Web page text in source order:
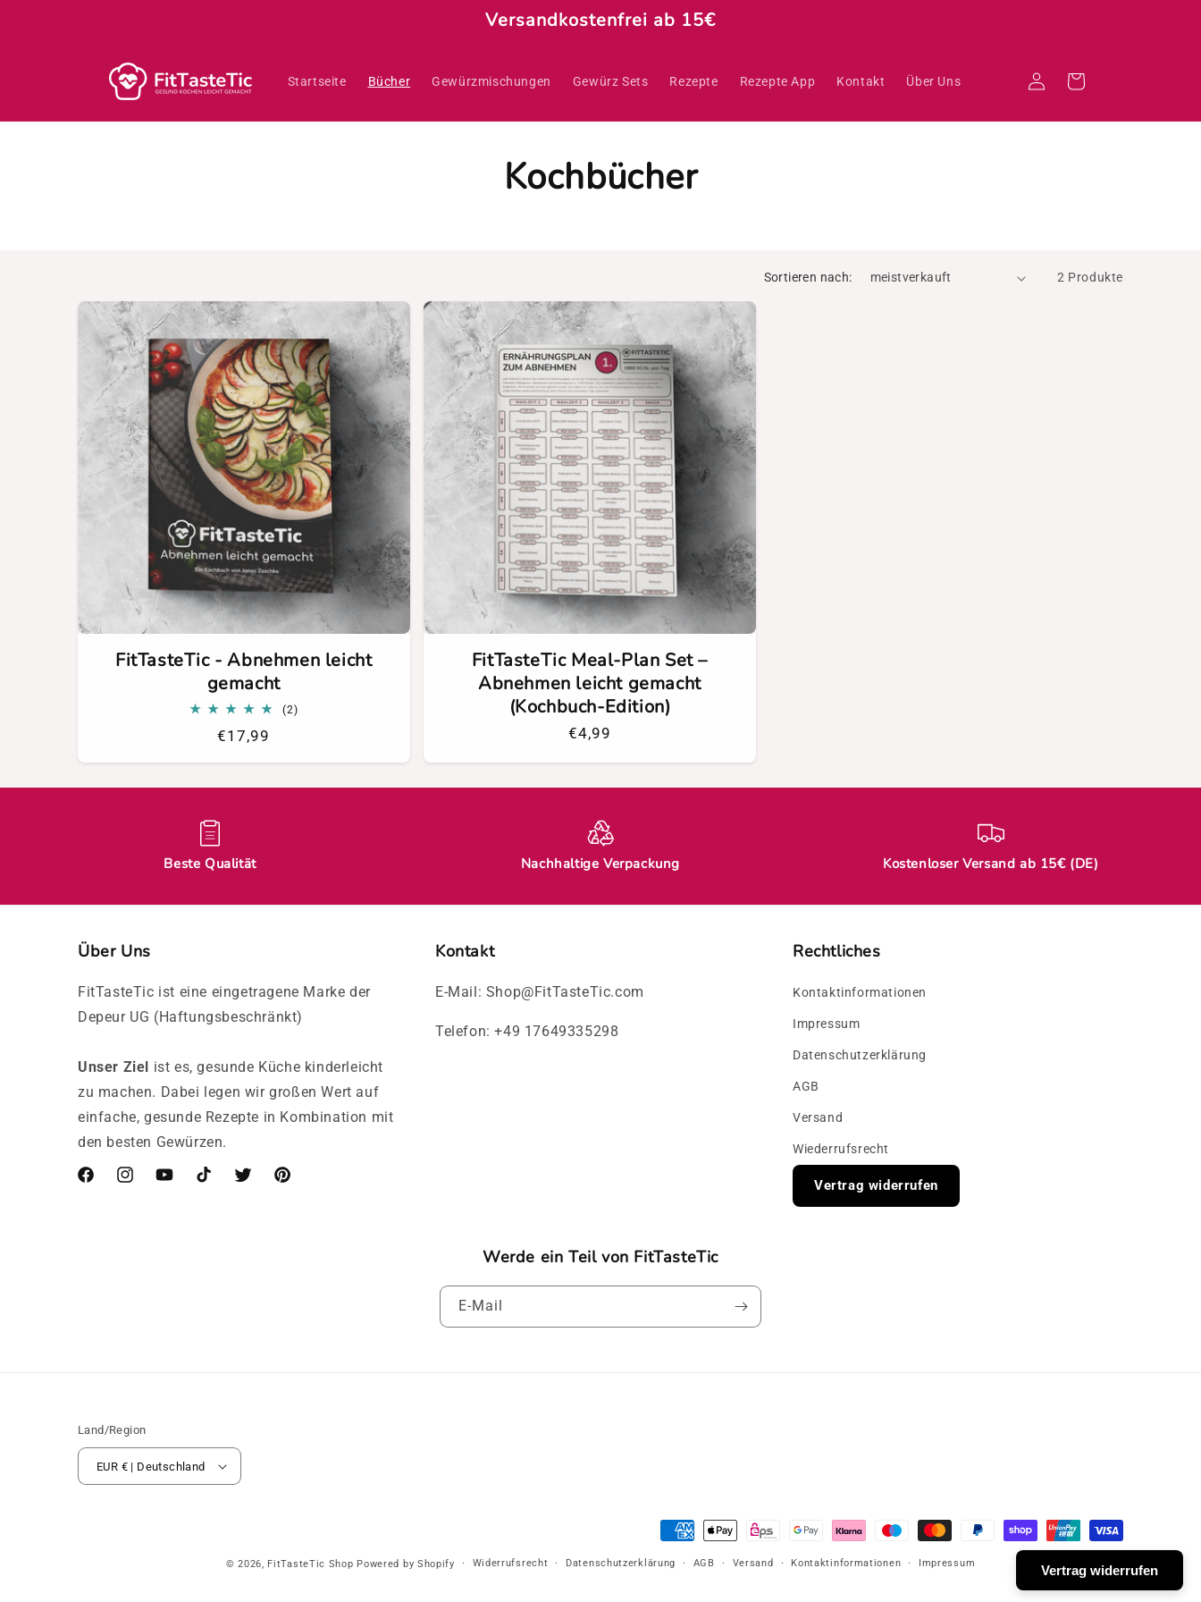
Versandkostenfrei ab 15€
Startseite Bücher Gewürzmischungen Gewürz Sets Rezepte Rezepte App Kontakt Über Uns EinloggenWarenkorb
Kochbücher
Sortieren nach: 2 Produkte
FitTasteTic - Abnehmen leicht
gemacht
(2)2
Normaler
€17,99
FitTasteTic Meal-Plan Set –
Abnehmen leicht gemacht
(Kochbuch-Edition)
Normaler
€4,99
Beste Qualität Nachhaltige Verpackung Kostenloser Versand ab 15€ (DE)
Über Uns
FitTasteTic ist eine eingetragene Marke der
Depeur UG (Haftungsbeschränkt)
Unser Ziel ist es, gesunde Küche kinderleicht
zu machen. Dabei legen wir großen Wert auf
einfache, gesunde Rezepte in Kombination mit
den besten Gewürzen.
FacebookInstagramYouTubeTikTok Twitter Pinterest
Kontakt
E-Mail: Shop@FitTasteTic.com
Telefon: +49 17649335298
Rechtliches
Kontaktinformationen
Impressum
Datenschutzerklärung
AGB
Versand
Wiederrufsrecht
Vertrag widerrufen
Werde ein Teil von FitTasteTic
E-Mail
Land/Region
EUR € | Deutschland
Zahlungsmethoden
© 2026, FitTasteTic Shop Powered by Shopify Widerrufsrecht Datenschutzerklärung AGB Versand Kontaktinformationen Impressum Vertrag widerrufen